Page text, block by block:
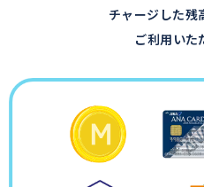
チャージした残
ご利用いた